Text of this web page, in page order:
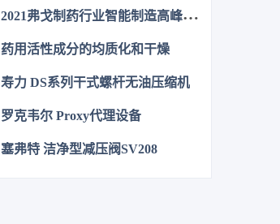
销售物流的外包，但就是这物流合同本
身也有着可以节约资金费用的潜力可以
挖掘。
2
021弗戈制药行业智能制造高峰论坛即将盛大开幕
药用活性成分的均质化和干燥
寿力 DS系列干式螺杆无油压缩机
罗克韦尔 Proxy代理设备
塞弗特 洁净型减压阀SV208